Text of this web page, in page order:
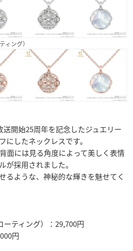
ング）
開始25周年を記念したジュエリー
にしたネックレスです。
面には見る角度によって美しく表情
が採用されました。
るような、神秘的な輝きを魅せてく
ティング）：29,700円
円